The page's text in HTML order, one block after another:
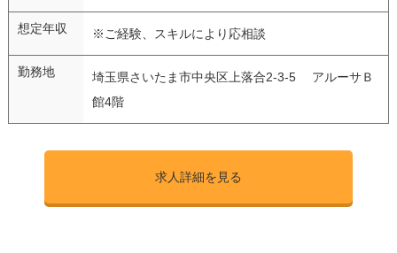
想定年収 ※ご経験、スキルにより応相談
勤務地
埼玉県さいたま市中央区上落合2-3-5 アルーサＢ
館4階
求人詳細を見る